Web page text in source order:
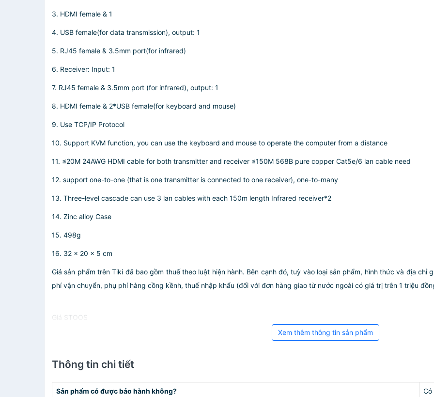
3. HDMI female & 1
4. USB female(for data transmission), output: 1
5. RJ45 female & 3.5mm port(for infrared)
6. Receiver: Input: 1
7. RJ45 female & 3.5mm port (for infrared), output: 1
8. HDMI female & 2*USB female(for keyboard and mouse)
9. Use TCP/IP Protocol
10. Support KVM function, you can use the keyboard and mouse to operate the computer from a distance
11. ≤20M 24AWG HDMI cable for both transmitter and receiver ≤150M 568B pure copper Cat5e/6 lan cable need
12. support one-to-one (that is one transmitter is connected to one receiver), one-to-many
13. Three-level cascade can use 3 lan cables with each 150m length Infrared receiver*2
14. Zinc alloy Case
15. 498g
16. 32 x 20 x 5 cm
Giá sản phẩm trên Tiki đã bao gồm thuế theo luật hiện hành. Bên cạnh đó, tuỳ vào loại sản phẩm, hình thức và địa chỉ
phí vận chuyển, phụ phí hàng cồng kềnh, thuế nhập khẩu (đối với đơn hàng giao từ nước ngoài có giá trị trên 1 triệu
Giá STOOS
Xem thêm thông tin sản phẩm
Thông tin chi tiết
Sản phẩm có được bảo hành không? Có